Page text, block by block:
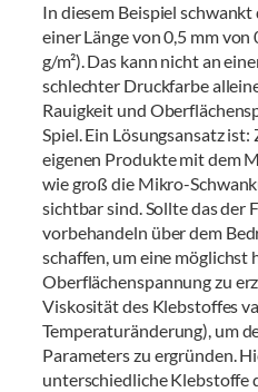
In diesem Beispiel
einer Länge von 0,5 mm von
g/m²). Das kann nicht an
schlechter Druckfarbe
Rauigkeit und
Spiel. Ein Lösungsansatz
eigenen Produkte mit dem
wie groß die Mikro-
sichtbar sind. Sollte das der
vorbehandeln über dem
schaffen, um eine möglichst
Oberflächenspannung zu
Viskosität des Klebstoffes
Temperaturänderung), um
Parameters zu ergründen.
unterschiedliche Klebstoffe